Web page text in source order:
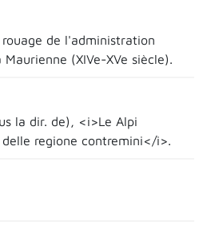
de l'administration
(XIVe-XVe siècle).
la dir. de), <i>Le Alpi
regione contremini</i>.